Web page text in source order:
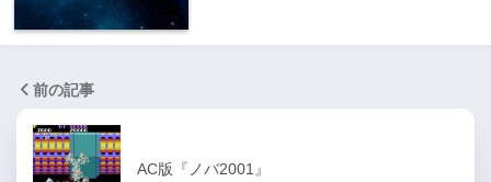
前の記事
AC版『ノバ2001』